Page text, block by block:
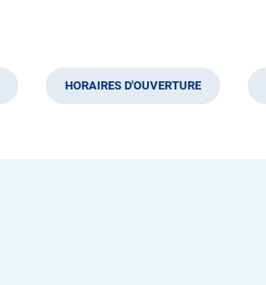
HORAIRES D'OUVERTURE